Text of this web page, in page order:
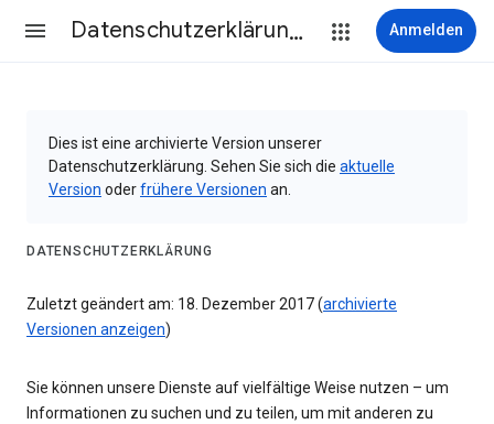
Datenschutzerklärung & Nutzungsbedingungen Anmelden
Dies ist eine archivierte Version unserer
Datenschutzerklärung. Sehen Sie sich die aktuelle
Version oderfrühere Versionen an.
DATENSCHUTZERKLÄRUNG
Zuletzt geändert am: 18. Dezember 2017 (archivierte
Versionen anzeigen)
Sie können unsere Dienste auf vielfältige Weise nutzen – um
Informationen zu suchen und zu teilen, um mit anderen zu